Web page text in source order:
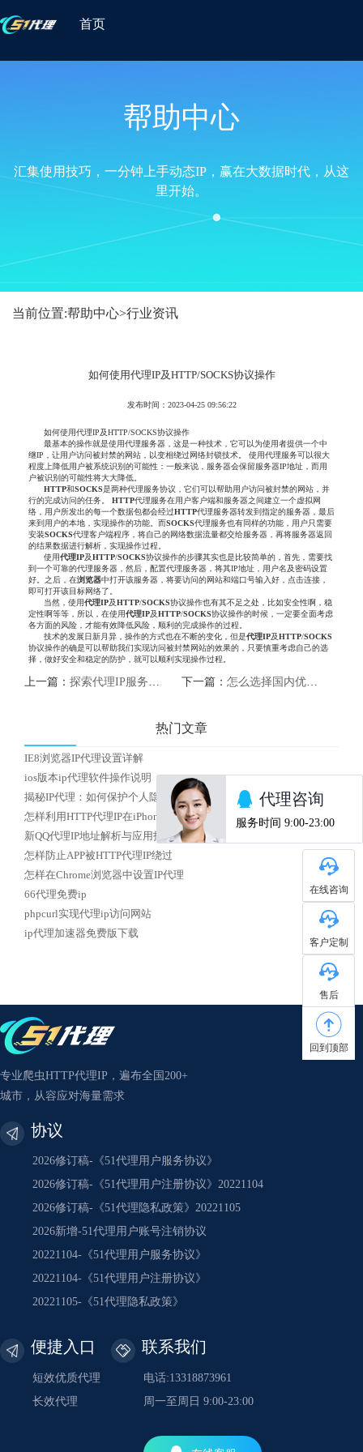
首页
帮助中心
汇集使用技巧，一分钟上手动态IP，赢在大数据时代，从这
里开始。
当前位置:帮助中心>行业资讯
如何使用代理IP及HTTP/SOCKS协议操作
发布时间：2023-04-25 09:56:22
如何使用代理IP及HTTP/SOCKS协议操作
最基本的操作就是使用代理服务器，这是一种技术，它可以为使用者提供一个中
继IP，让用户访问被封禁的网站，以变相绕过网络封锁技术。 使用代理服务可以很大
程度上降低用户被系统识别的可能性：一般来说，服务器会保留服务器IP地址，而用
户被识别的可能性将大大降低。
HTTP和SOCKS是两种代理服务协议，它们可以帮助用户访问被封禁的网站，并
行的完成访问的任务。 HTTP代理服务在用户客户端和服务器之间建立一个虚拟网
络，用户所发出的每一个数据包都会经过HTTP代理服务器转发到指定的服务器，最后
来到用户的本地，实现操作的功能。而SOCKS代理服务也有同样的功能，用户只需要
安装SOCKS代理客户端程序，将自己的网络数据流量都交给服务器，再将服务器返回
的结果数据进行解析，实现操作过程。
使用代理IP及HTTP/SOCKS协议操作的步骤其实也是比较简单的，首先，需要找
到一个可靠的代理服务器，然后，配置代理服务器，将其IP地址，用户名及密码设置
好。之后，在浏览器中打开该服务器，将要访问的网站和端口号输入好，点击连接，
即可打开该目标网络了。
当然，使用代理IP及HTTP/SOCKS协议操作也有其不足之处，比如安全性啊，稳
定性啊等等，所以，在使用代理IP及HTTP/SOCKS协议操作的时候，一定要全面考虑
各方面的风险，才能有效降低风险，顺利的完成操作的过程。
技术的发展日新月异，操作的方式也在不断的变化，但是代理IP及HTTP/SOCKS
协议操作的确是可以帮助我们实现访问被封禁网站的效果的，只要慎重考虑自己的选
择，做好安全和稳定的防护，就可以顺利实现操作过程。
上一篇： 探索代理IP服务器及SOCKS/HTTP协议的魅力 下一篇： 怎么选择国内优质HTTP代理IP
热门文章
IE8浏览器IP代理设置详解
ios版本ip代理软件操作说明
揭秘IP代理：如何保护个人隐私安全？
怎样利用HTTP代理IP在iPhone上实现校园网络访问
新QQ代理IP地址解析与应用指南
怎样防止APP被HTTP代理IP绕过
怎样在Chrome浏览器中设置IP代理
66代理免费ip
phpcurl实现代理ip访问网站
ip代理加速器免费版下载
在线咨询
客户定制
售后
回到顶部
专业爬虫HTTP代理IP，遍布全国200+
城市，从容应对海量需求
协议
2026修订稿-《51代理用户服务协议》
2026修订稿-《51代理用户注册协议》20221104
2026修订稿-《51代理隐私政策》20221105
2026新增-51代理用户账号注销协议
20221104-《51代理用户服务协议》
20221104-《51代理用户注册协议》
20221105-《51代理隐私政策》
便捷入口
短效优质代理
长效代理
联系我们
电话:13318873961
周一至周日 9:00-23:00